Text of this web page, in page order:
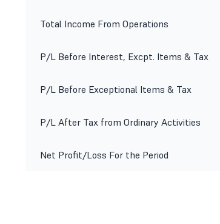
Total Income From Operations
P/L Before Interest, Excpt. Items & Tax
P/L Before Exceptional Items & Tax
P/L After Tax from Ordinary Activities
Net Profit/Loss For the Period